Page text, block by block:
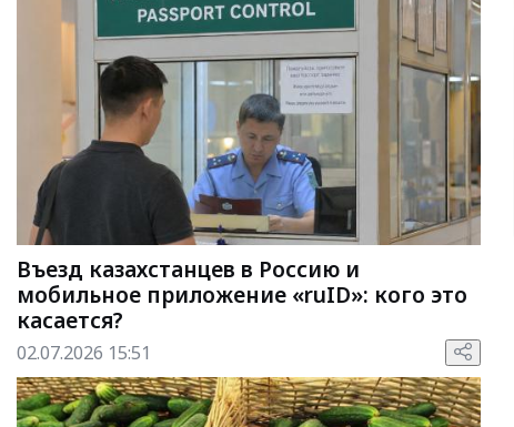
Въезд казахстанцев в Россию и
мобильное приложение «ruID»: кого это
касается?
02.07.2026 15:51